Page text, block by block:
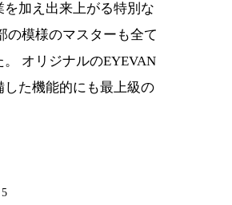
加え出来上がる特別な
の模様のマスターも全て
オリジナルのEYEVAN
た機能的にも最上級の